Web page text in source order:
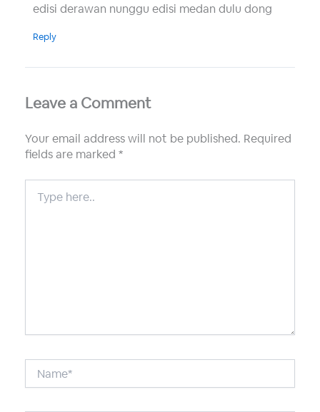
edisi derawan nunggu edisi medan dulu dong
Reply
Leave a Comment
Your email address will not be published. Required
fields are marked *
here..